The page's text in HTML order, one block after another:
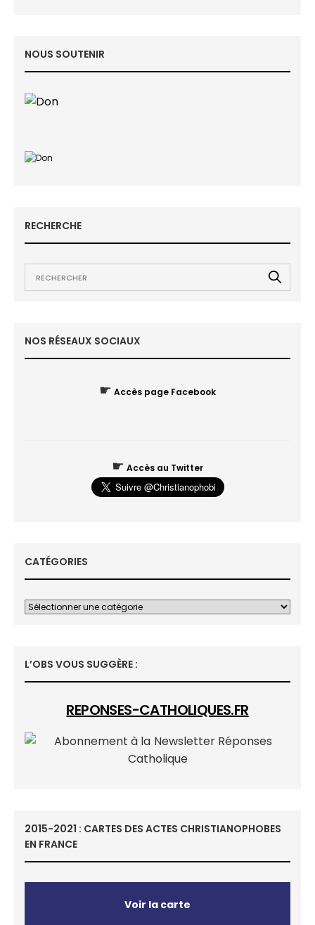
NOUS SOUTENIR
RECHERCHE
NOS RÉSEAUX SOCIAUX
☛ Accès page Facebook
☛ Accès au Twitter
CATÉGORIES
L’OBS VOUS SUGGÈRE :
REPONSES-CATHOLIQUES.FR
2015-2021 : CARTES DES ACTES CHRISTIANOPHOBES
EN FRANCE
Voir la carte